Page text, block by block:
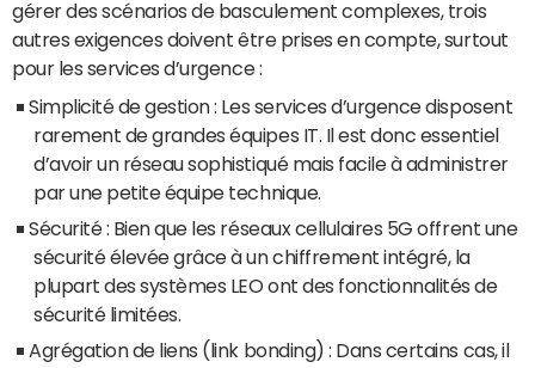
gérer des scénarios de basculement complexes, trois
autres exigences doivent être prises en compte, surtout
pour les services d’urgence :
Simplicité de gestion : Les services d’urgence disposent
rarement de grandes équipes IT. Il est donc essentiel
d’avoir un réseau sophistiqué mais facile à administrer
par une petite équipe technique.
Sécurité : Bien que les réseaux cellulaires 5G offrent une
sécurité élevée grâce à un chiffrement intégré, la
plupart des systèmes LEO ont des fonctionnalités de
sécurité limitées.
Agrégation de liens (link bonding) : Dans certains cas, il